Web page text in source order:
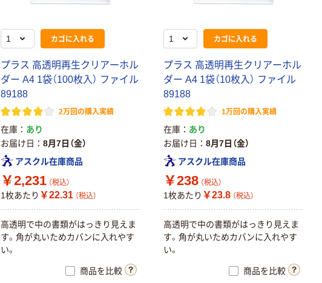
カゴに入れる
プラ ス 高透明再生ク リ アーホル
ダー A4 1袋（100枚入 ） フ ァイ ル
89188
2万回の購入実績
在庫
あり
お届け日
8月7日（金）
アスクル在庫商品
￥2,231 （税込）
1枚あたり ￥22.31 （税込）
高透明で中の書類がはっ き り 見え ま
す。 角が丸いためカ バンに 入 れやす
い。
商品を比較
カゴに入れる
プラ ス 高透明再生ク リ アーホル
ダー A4 1袋（10枚入 ） フ ァイ ル
89188
1万回の購入実績
在庫
あり
お届け日
8月7日（金）
アスクル在庫商品
￥238 （税込）
1枚あたり ￥23.8 （税込）
高透明で中の書類がはっ き り 見え ま
す。 角が丸いためカ バンに 入 れやす
い。
商品を比較